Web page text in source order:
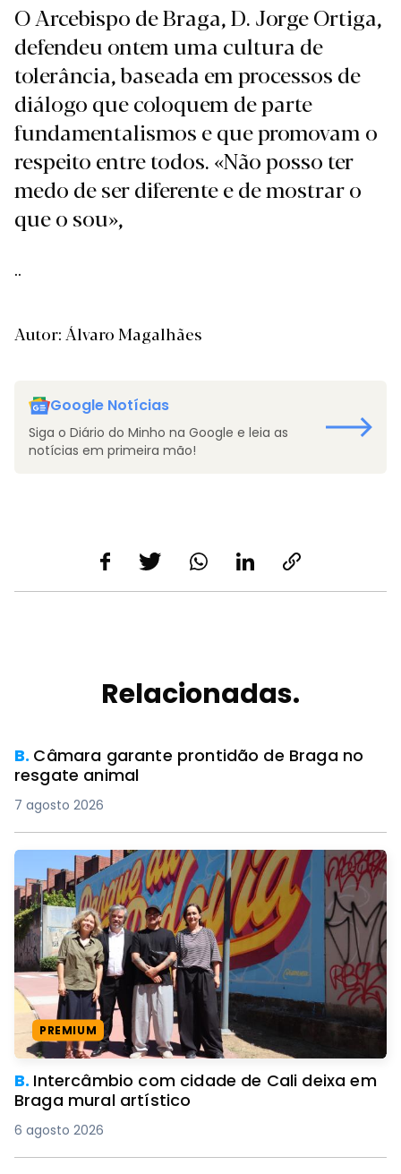
O Arcebispo de Braga, D. Jorge Ortiga,
defendeu ontem uma cultura de
tolerância, baseada em processos de
diálogo que coloquem de parte
fundamentalismos e que promovam o
respeito entre todos. «Não posso ter
medo de ser diferente e de mostrar o
que o sou»,
..
Autor: Álvaro Magalhães
Google Notícias
Siga o Diário do Minho na Google e leia as
notícias em primeira mão!
Relacionadas.
B. Câmara garante prontidão de Braga no
resgate animal
7 agosto 2026
PREMIUM
B. Intercâmbio com cidade de Cali deixa em
Braga mural artístico
6 agosto 2026